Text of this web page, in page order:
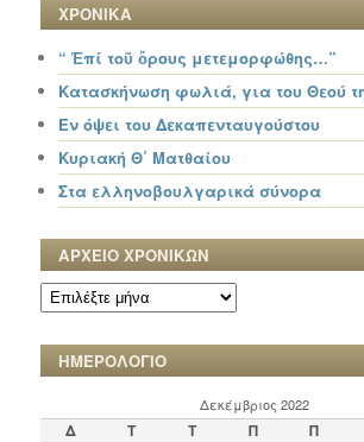
ΧΡΟΝΙΚΑ
“ Ἐπί τοῦ ὄρους μετεμορφώθης…”
Κατασκήνωση φωλιά, για του Θεού
Εν όψει του Δεκαπενταυγούστου
Κυριακή Θ΄ Ματθαίου
Στα ελληνοβουλγαρικά σύνορα
ΑΡΧΕΙΟ ΧΡΟΝΙΚΩΝ
ΑΡΧΕΙΟ
ΧΡΟΝΙΚΩΝ
ΗΜΕΡΟΛΟΓΙΟ
Δεκέμβριος 2022
Δ Τ Τ Π Π